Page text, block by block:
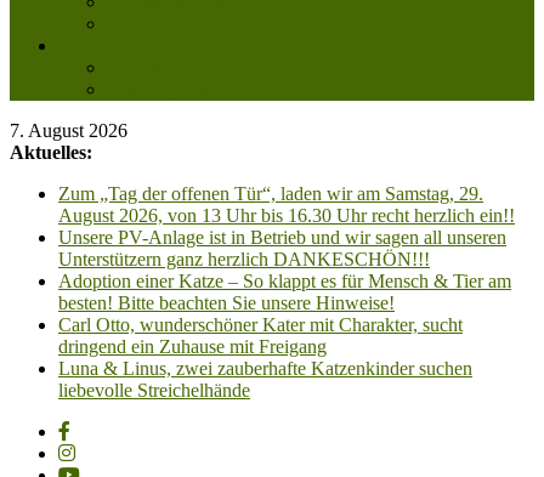
7. August 2026
Aktuelles:
Zum „Tag der offenen Tür“, laden wir am Samstag, 29.
August 2026, von 13 Uhr bis 16.30 Uhr recht herzlich ein!!
Unsere PV-Anlage ist in Betrieb und wir sagen all unseren
Unterstützern ganz herzlich DANKESCHÖN!!!
Adoption einer Katze – So klappt es für Mensch & Tier am
besten! Bitte beachten Sie unsere Hinweise!
Carl Otto, wunderschöner Kater mit Charakter, sucht
dringend ein Zuhause mit Freigang
Luna & Linus, zwei zauberhafte Katzenkinder suchen
liebevolle Streichelhände